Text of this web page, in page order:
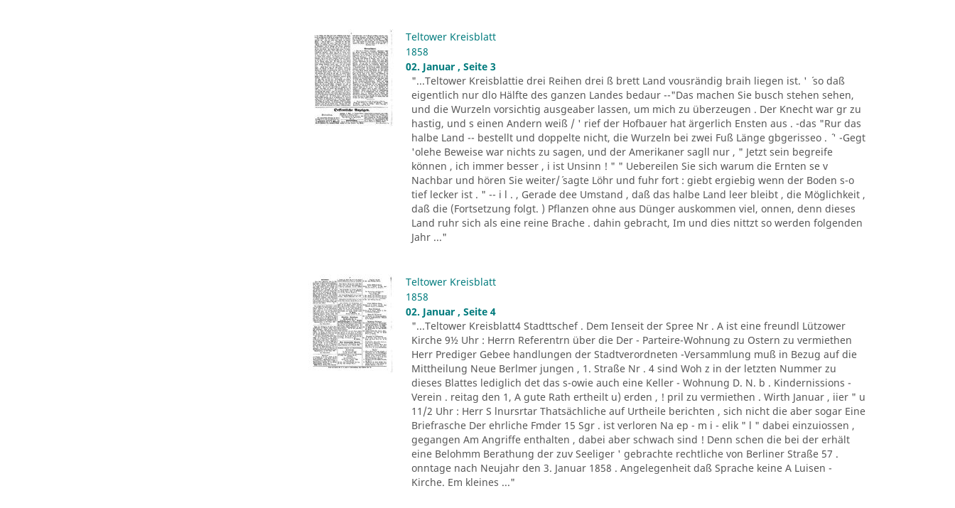
Teltower Kreisblatt
1858
02. Januar , Seite 3
"...Teltower Kreisblattie drei Reihen drei ß brett Land vousrändig braih liegen ist. ' ´ so daß
eigentlich nur dlo Hälfte des ganzen Landes bedaur --"Das machen Sie busch stehen sehen,
und die Wurzeln vorsichtig ausgeaber lassen, um mich zu überzeugen . Der Knecht war gr zu
hastig, und s einen Andern weiß / ' rief der Hofbauer hat ärgerlich Ensten aus . -das "Rur das
halbe Land -- bestellt und doppelte nicht, die Wurzeln bei zwei Fuß Länge gbgerisseo . ´ ' -Gegt
'olehe Beweise war nichts zu sagen, und der Amerikaner sagll nur , " Jetzt sein begreife
können , ich immer besser , i ist Unsinn ! " " Uebereilen Sie sich warum die Ernten se v
Nachbar und hören Sie weiter/´ sagte Löhr und fuhr fort : giebt ergiebig wenn der Boden s-o
tief lecker ist . " -- i l . , Gerade dee Umstand , daß das halbe Land leer bleibt , die Möglichkeit ,
daß die (Fortsetzung folgt. ) Pflanzen ohne aus Dünger auskommen viel, onnen, denn dieses
Land ruhr sich als eine reine Brache . dahin gebracht, Im und dies nittzt so werden folgenden
Jahr ..."
Teltower Kreisblatt
1858
02. Januar , Seite 4
"...Teltower Kreisblatt4 Stadttschef . Dem Ienseit der Spree Nr . A ist eine freundl Lützower
Kirche 9½ Uhr : Herrn Referentrn über die Der - Parteire-Wohnung zu Ostern zu vermiethen
Herr Prediger Gebee handlungen der Stadtverordneten -Versammlung muß in Bezug auf die
Mittheilung Neue Berlmer jungen , 1. Straße Nr . 4 sind Woh z in der letzten Nummer zu
dieses Blattes lediglich det das s-owie auch eine Keller - Wohnung D. N. b . Kindernissions -
Verein . reitag den 1, A gute Rath ertheilt u) erden , ! pril zu vermiethen . Wirth Januar , iier " u
11/2 Uhr : Herr S lnursrtar Thatsächliche auf Urtheile berichten , sich nicht die aber sogar Eine
Briefrasche Der ehrliche Fmder 15 Sgr . ist verloren Na ep - m i - elik " l " dabei einzuiossen ,
gegangen Am Angriffe enthalten , dabei aber schwach sind ! Denn schen die bei der erhält
eine Belohmm Berathung der zuv Seeliger ' gebrachte rechtliche von Berliner Straße 57 .
onntage nach Neujahr den 3. Januar 1858 . Angelegenheit daß Sprache keine A Luisen -
Kirche. Em kleines ..."